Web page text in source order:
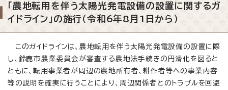
「農地転用を伴う太陽光発電設備の設置に関するガ
イドライン」の施行（令和6年8月1日から）
このガイドラインは、農地転用を伴う太陽光発電設備の設置に際
し、鈴鹿市農業委員会が審査する農地法手続きの円滑化を図ると
ともに、転用事業者が周辺の農地所有者、耕作者等への事業内容
等の説明を確実に行うことにより、周辺関係者とのトラブルを回避